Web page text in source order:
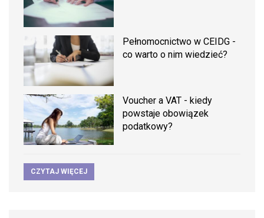
Pełnomocnictwo w CEIDG -
co warto o nim wiedzieć?
Voucher a VAT - kiedy
powstaje obowiązek
podatkowy?
CZYTAJ WIĘCEJ